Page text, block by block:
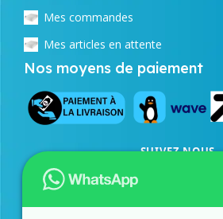
Mes commandes
Mes articles en attente
Nos moyens de paiement
SUIVEZ NOUS
Facebook
SERVICE
77 873 43 98/33 823